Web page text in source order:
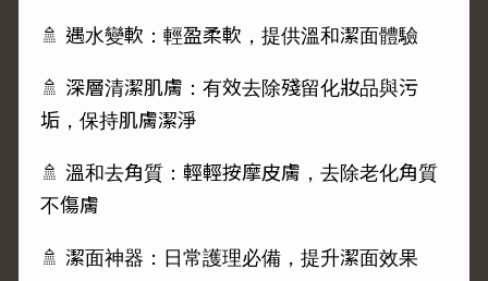
🚿 遇水變軟：輕盈柔軟，提供溫和潔面體驗
🚿 深層清潔肌膚：有效去除殘留化妝品與污
垢，保持肌膚潔淨
🚿 溫和去角質：輕輕按摩皮膚，去除老化角質
不傷膚
🚿 潔面神器：日常護理必備，提升潔面效果